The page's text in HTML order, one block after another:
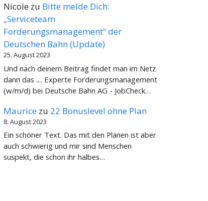
Nicole zu Bitte melde Dich:
„Serviceteam
Forderungsmanagement“ der
Deutschen Bahn (Update)
25. August 2023
Und nach deinem Beitrag findet man im Netz
dann das .... Experte Forderungsmanagement
(w/m/d) bei Deutsche Bahn AG - JobCheck…
Maurice zu 22 Bonuslevel ohne Plan
8. August 2023
Ein schöner Text. Das mit den Plänen ist aber
auch schwierig und mir sind Menschen
suspekt, die schon ihr halbes…